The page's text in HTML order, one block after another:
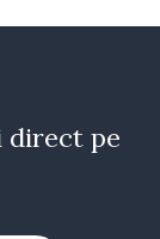
direct pe